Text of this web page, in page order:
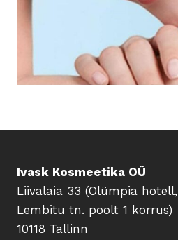
Ivask Kosmeetika OÜ
Liivalaia 33 (Olümpia hotell,
Lembitu tn. poolt 1 korrus)
10118 Tallinn